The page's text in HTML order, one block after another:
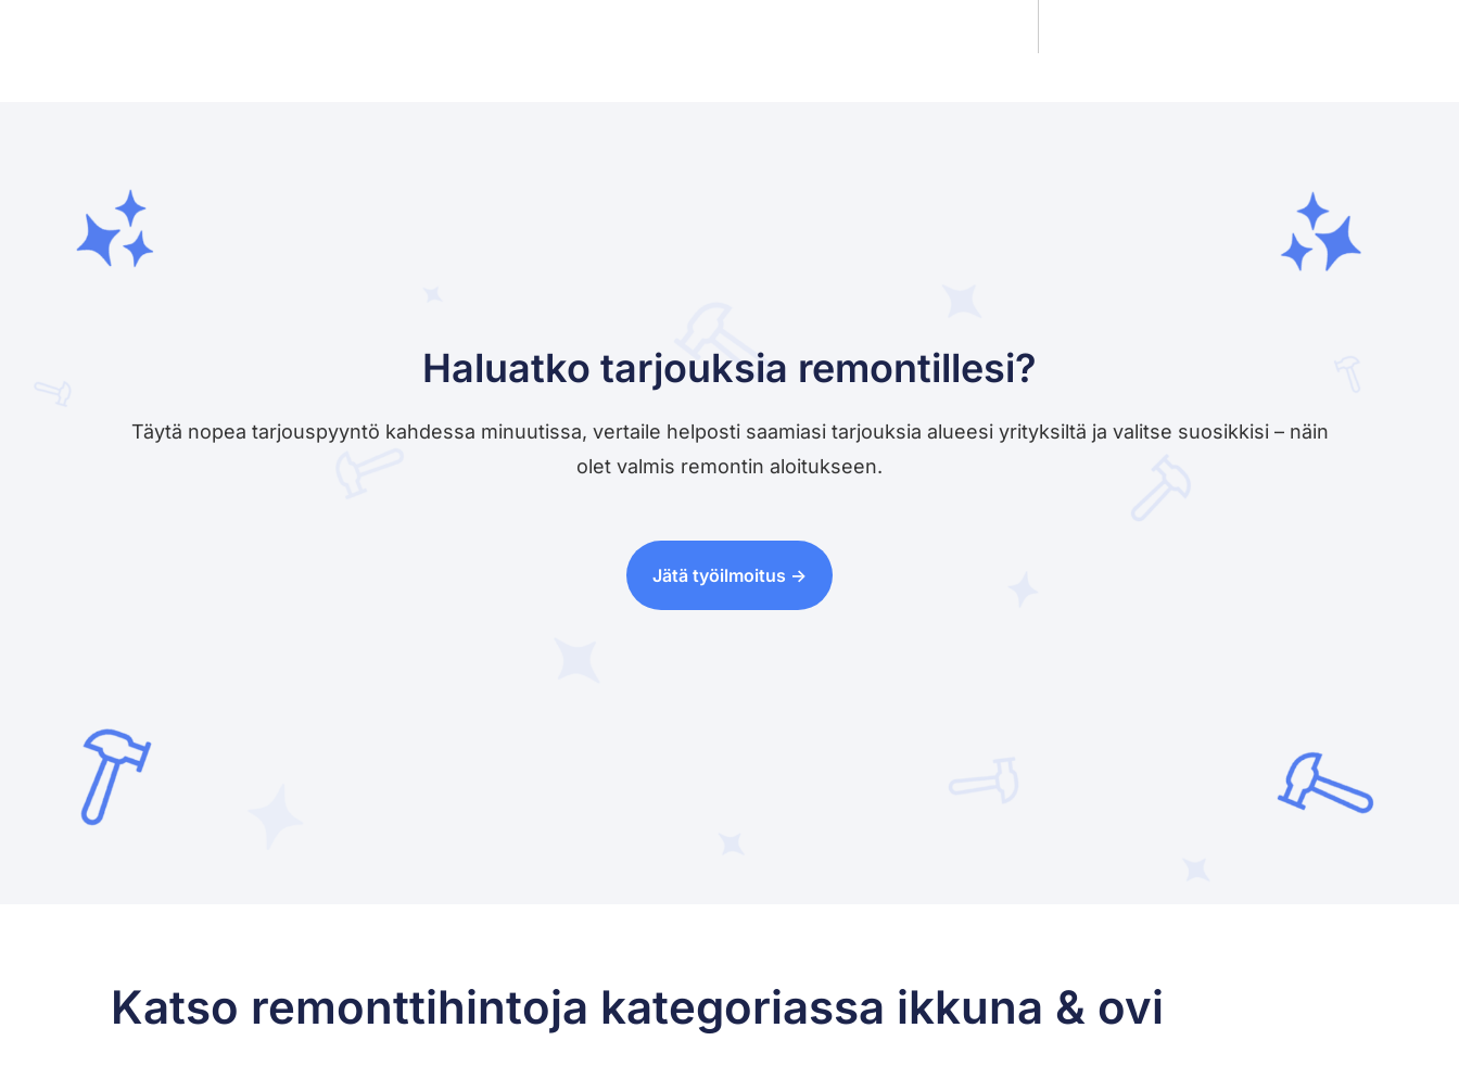
Haluatko tarjouksia remontillesi?
Täytä nopea tarjouspyyntö kahdessa minuutissa, vertaile helposti saamiasi tarjouksia alueesi yrityksiltä ja valitse suosikkisi – näin
olet valmis remontin aloitukseen.
Jätä työilmoitus ->
Katso remonttihintoja kategoriassa ikkuna & ovi